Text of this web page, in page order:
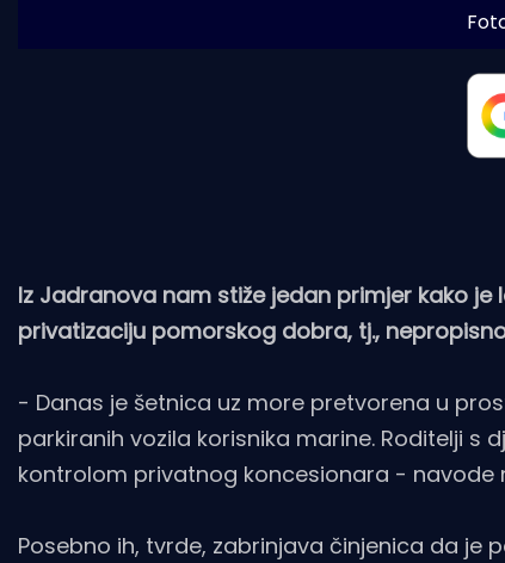
Iz Jadranova nam stiže jedan primjer kako je
privatizaciju pomorskog dobra, tj.,
- Danas je šetnica uz more pretvorena u
parkiranih vozila korisnika marine. Roditelji
kontrolom privatnog koncesionara - navode
Posebno ih, tvrde, zabrinjava činjenica da je